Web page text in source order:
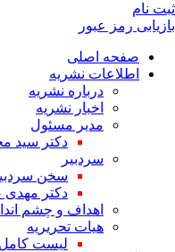
نام
رمز عبور
صفحه اصلی
اطلاعات نشریه
درباره نشریه
اخبار نشریه
مدیر مسئول
دکتر سید
سردبیر
سخن سردبیر
دکتر مهدی
اهداف و چشم انداز
هیات تحریریه
لیست کامل